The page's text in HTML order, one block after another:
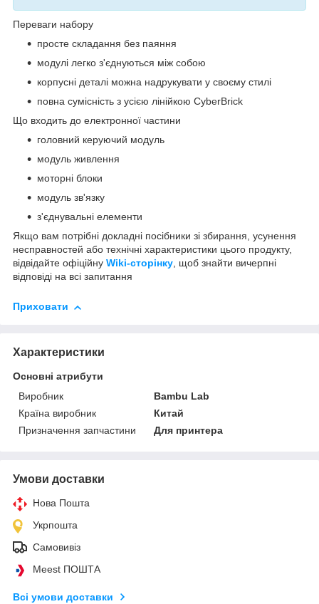
Переваги набору
просте складання без паяння
модулі легко з'єднуються між собою
корпусні деталі можна надрукувати у своєму стилі
повна сумісність з усією лінійкою CyberBrick
Що входить до електронної частини
головний керуючий модуль
модуль живлення
моторні блоки
модуль зв'язку
з'єднувальні елементи
Якщо вам потрібні докладні посібники зі збирання, усунення
несправностей або технічні характеристики цього продукту,
відвідайте офіційну Wiki-сторінку, щоб знайти вичерпні
відповіді на всі запитання
Приховати
Характеристики
Основні атрибути
Виробник
Bambu Lab
Країна виробник
Китай
Призначення запчастини
Для принтера
Умови доставки
Нова Пошта
Укрпошта
Самовивіз
Meest ПОШТА
Всі умови доставки